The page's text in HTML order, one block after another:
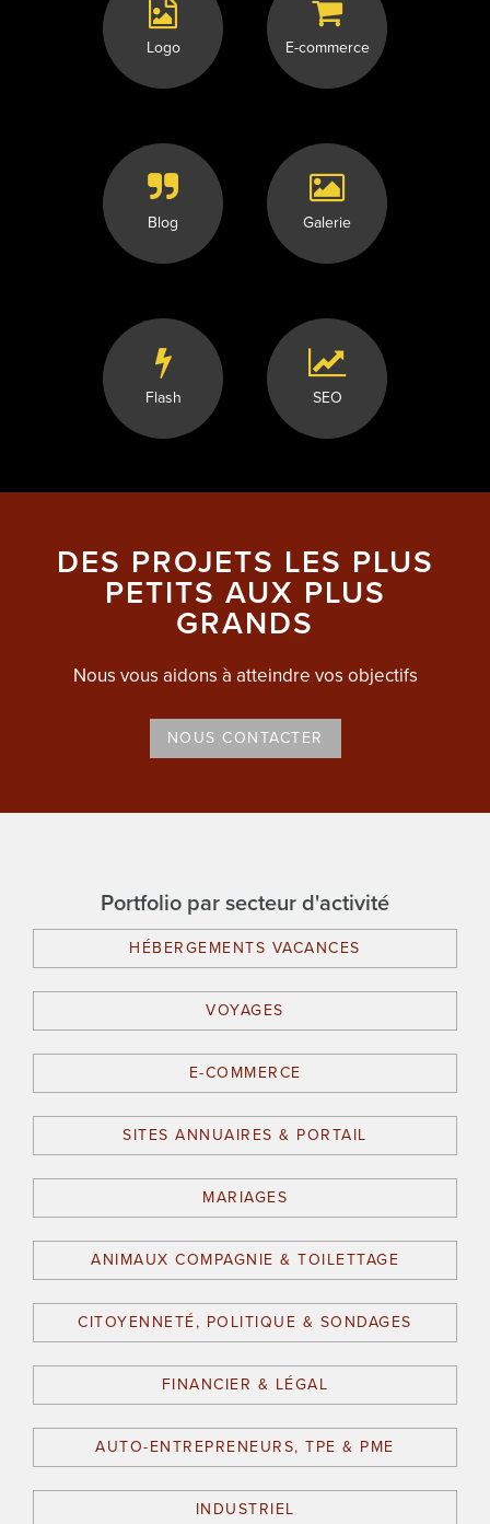
Logo E-commerce
Blog Galerie
Flash SEO
DES PROJETS LES PLUS
PETITS AUX PLUS
GRANDS
Nous vous aidons à atteindre vos objectifs
NOUS CONTACTER
Portfolio par secteur d'activité
HÉBERGEMENTS VACANCES
VOYAGES
E-COMMERCE
SITES ANNUAIRES & PORTAIL
MARIAGES
ANIMAUX COMPAGNIE & TOILETTAGE
CITOYENNETÉ, POLITIQUE & SONDAGES
FINANCIER & LÉGAL
AUTO-ENTREPRENEURS, TPE & PME
INDUSTRIEL